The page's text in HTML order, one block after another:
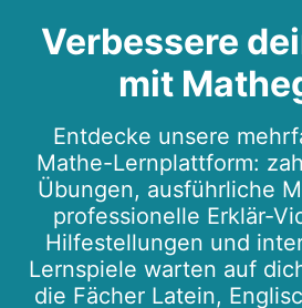
Verbessere
mit
Entdecke unsere
Mathe-Lernplattform:
Übungen, ausführliche
professionelle Erklär-
Hilfestellungen und
Lernspiele warten auf
die Fächer Latein,